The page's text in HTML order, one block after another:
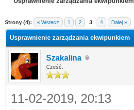
Strony (4): « Wstecz 1 2 3 4 Dalej »
Usprawnienie zarządzania ekwipunkiem
Szakalina
Cześć.
11-02-2019, 20:13